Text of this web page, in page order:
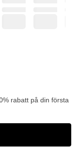
rabatt på din första